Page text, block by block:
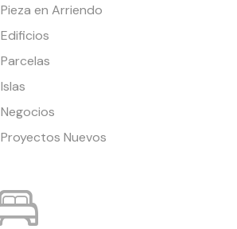
Pieza en Arriendo
Edificios
Parcelas
Islas
Negocios
Proyectos Nuevos